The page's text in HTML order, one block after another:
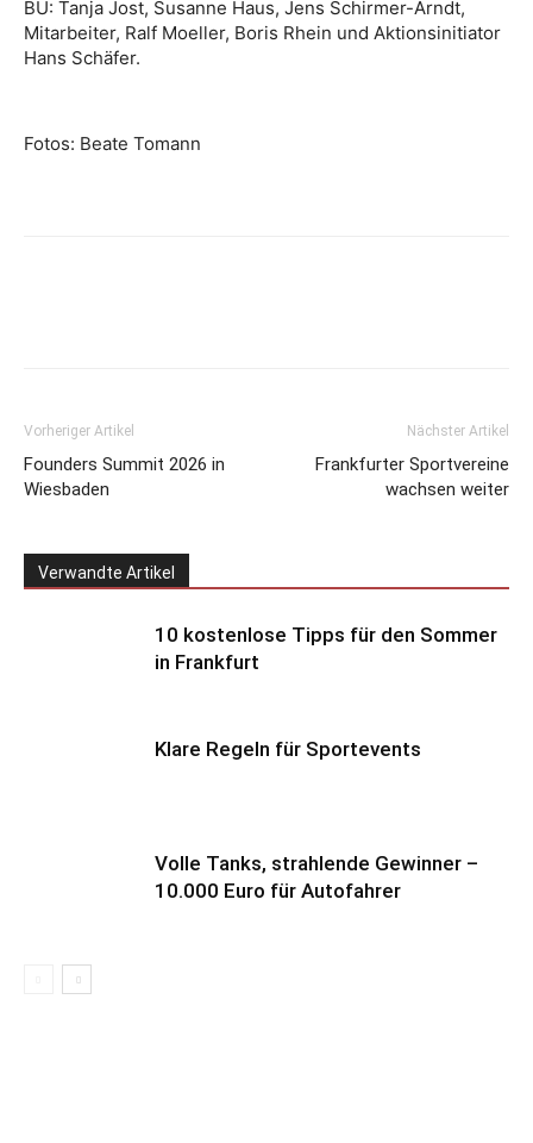
BU: Tanja Jost, Susanne Haus, Jens Schirmer-Arndt,
Mitarbeiter, Ralf Moeller, Boris Rhein und Aktionsinitiator
Hans Schäfer.
Fotos: Beate Tomann
Vorheriger Artikel
Founders Summit 2026 in
Wiesbaden
Nächster Artikel
Frankfurter Sportvereine
wachsen weiter
Verwandte Artikel
10 kostenlose Tipps für den Sommer
in Frankfurt
Klare Regeln für Sportevents
Volle Tanks, strahlende Gewinner –
10.000 Euro für Autofahrer